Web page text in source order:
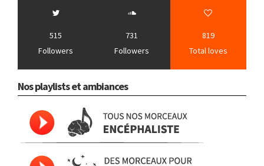
515
Followers
731
Followers
819
Total loves
Nos playlists et ambiances